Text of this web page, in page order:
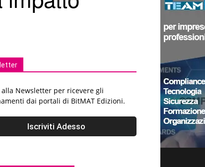
Newsletter per ricevere gli
dai portali di BitMAT Edizioni.